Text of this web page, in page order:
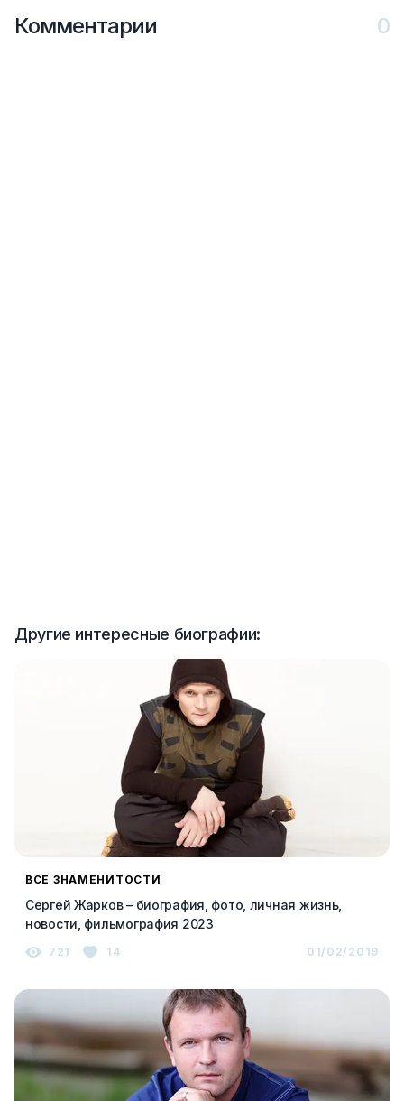
Другие интересные биографии:
ВСЕ ЗНАМЕНИТОСТИ
Сергей Жарков – биография, фото, личная жизнь,
новости, фильмография 2023
721 14 01/02/2019
Комментарии 0